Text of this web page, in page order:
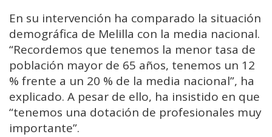
En su intervención ha comparado la situación
demográfica de Melilla con la media nacional.
“Recordemos que tenemos la menor tasa de
población mayor de 65 años, tenemos un 12
% frente a un 20 % de la media nacional”, ha
explicado. A pesar de ello, ha insistido en que
“tenemos una dotación de profesionales muy
importante”.